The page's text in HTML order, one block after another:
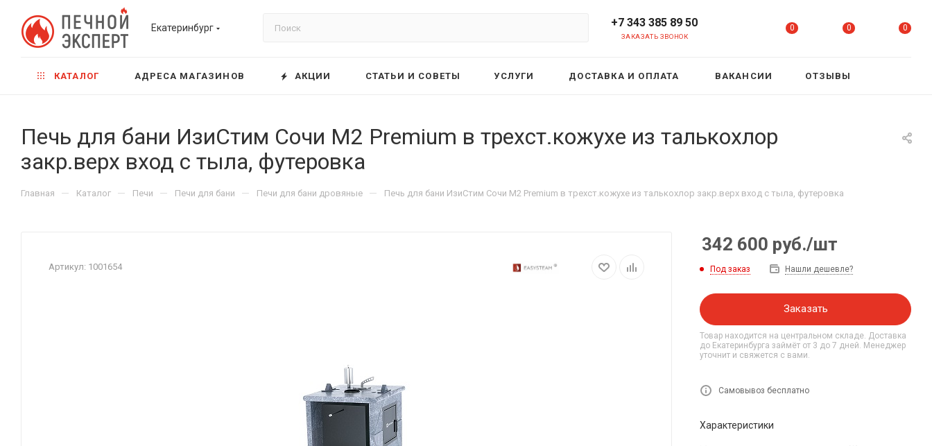
Екатеринбург +7 343 385 89 50
ЗАКАЗАТЬ ЗВОНОК
0 0 0
КАТАЛОГ АДРЕСА МАГАЗИНОВ АКЦИИ СТАТЬИ И СОВЕТЫ УСЛУГИ ДОСТАВКА И ОПЛАТА ВАКАНСИИ ОТЗЫВЫ
Печь для бани ИзиСтим Сочи М2 Premium в трехст.кожухе из талькохлор
закр.верх вход с тыла, футеровка
Главная — Каталог — Печи — Печи для бани — Печи для бани дровяные — Печь для бани ИзиСтим Сочи М2 Premium в трехст.кожухе из талькохлор закр.верх вход с тыла, футеровка
Артикул: 1001654
342 600 руб./шт
Под заказ Нашли дешевле?
Заказать
Товар находится на центральном складе. Доставка
до Екатеринбурга займёт от 3 до 7 дней. Менеджер
уточнит и свяжется с вами.
Самовывоз бесплатно
Характеристики